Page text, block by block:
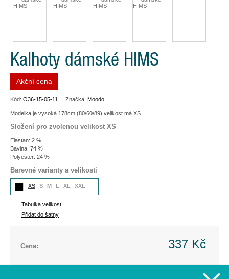
Kalhoty dámské HIMS
Akční cena
Kód: O36-15-05-11 | Značka: Moodo
Modelka je vysoká 178cm (80/60/89) velikost má XS.
Složení pro zvolenou velikost XS
Elastan: 2 %
Bavlna: 74 %
Polyester: 24 %
Barevné varianty a velikosti
XS S M L XL XXL
Tabulka velikostí
Přidat do šatny
Cena: 337 Kč